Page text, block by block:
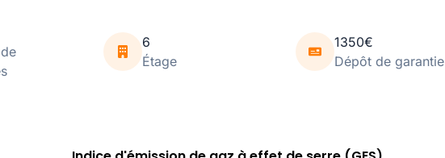
6
Étage
1350€
Dépôt de garantie